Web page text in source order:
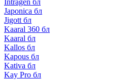
Intragen бл
Japonica бл
Jigott бл
Kaaral 360 бл
Kaaral бл
Kallos бл
Kapous бл
Kativa бл
Kay Pro бл